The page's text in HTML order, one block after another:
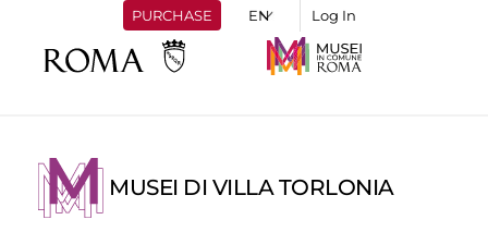
PURCHASE Log In
MUSEI DI VILLA TORLONIA